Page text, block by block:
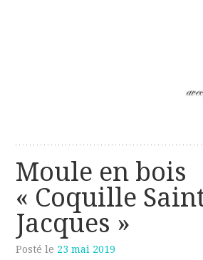
avec deux z
Moule en bois
« Coquille
Jacques »
Posté le 23 mai 2019